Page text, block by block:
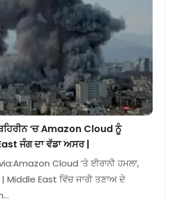
‘ਚ Amazon Cloud ਨੂੰ
ਜੰਗ ਦਾ ਵੱਡਾ ਅਸਰ |
Cloud ‘ਤੇ ਈਰਾਨੀ ਹਮਲਾ,
Middle East ਵਿੱਚ ਜਾਰੀ ਤਣਾਅ ਦੇ